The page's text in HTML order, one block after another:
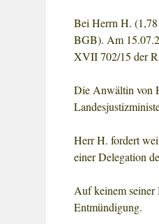
Bei Herrn H. (1,78
BGB). Am
XVII 702/15 der
Die Anwältin von
Herr H. fordert
einer Delegation
Auf keinem seiner
Entmündigung.